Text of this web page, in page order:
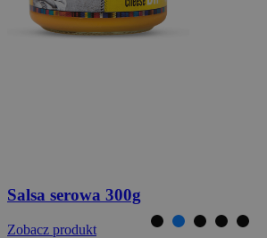
Chipsy nachos kukurydziane
Zobacz produkt